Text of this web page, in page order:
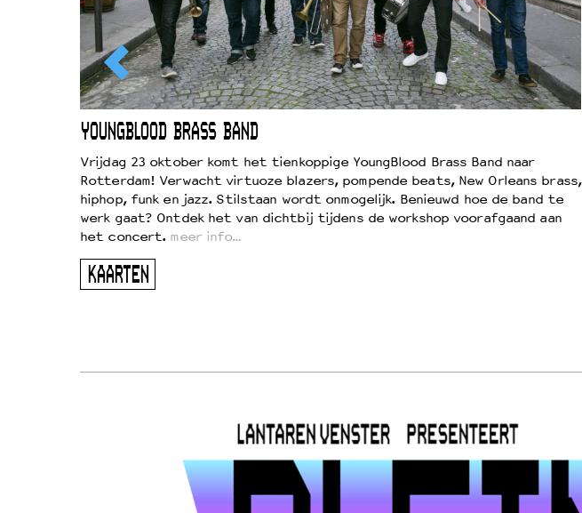
YOUNGBLOOD BRASS BAND
Vrijdag 23 oktober komt het tienkoppige YoungBlood Brass Band naar
Rotterdam! Verwacht virtuoze blazers, pompende beats, New Orleans brass,
hiphop, funk en jazz. Stilstaan wordt onmogelijk. Benieuwd hoe de band te
werk gaat? Ontdek het van dichtbij tijdens de workshop voorafgaand aan
het concert. meer info…
KAARTEN